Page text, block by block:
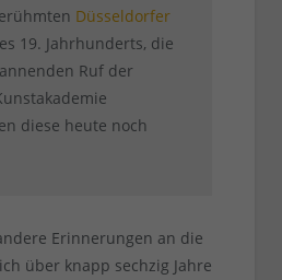
Düsseldorfer
19. Jahrhunderts, die
Ruf der
diese heute noch
Erinnerungen an die
über knapp sechzig Jahre